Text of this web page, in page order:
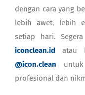
dengan cara yang
lebih awet, lebih
setiap hari.
iconclean.id atau
@icon.clean
profesional dan